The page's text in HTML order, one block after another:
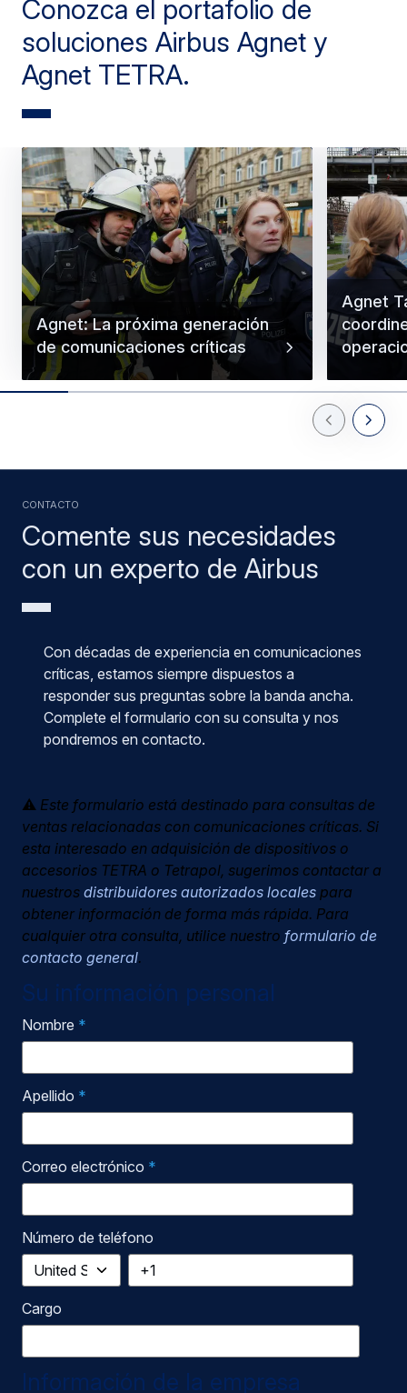
Conozca el portafolio de
soluciones Airbus Agnet y
Agnet TETRA.
Agnet: La próxima generación
de comunicaciones críticas
Agnet
PreviousNext
Comente sus necesidades
con un experto de Airbus
CONTACTO
Con décadas de experiencia en comunicaciones
críticas, estamos siempre dispuestos a
responder sus preguntas sobre la banda ancha.
Complete el formulario con su consulta y nos
pondremos en contacto.
⚠️ Este formulario está destinado para consultas de
ventas relacionadas con comunicaciones críticas. Si
esta interesado en adquisición de dispositivos o
accesorios TETRA o Tetrapol, sugerimos contactar a
nuestros distribuidores autorizados locales para
obtener información de forma más rápida. Para
cualquier otra consulta, utilice nuestro formulario de
contacto general.
Su información personal
Nombre *
Apellido *
Correo electrónico *
Número de teléfono
Cargo
Información de la empresa